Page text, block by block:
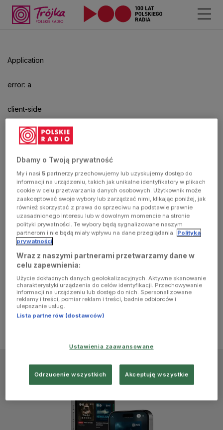
Application
error: a
client-side
exception
has
occurred
(see the
browser
console for
more
information)
aby
odtwarzać.
Dbamy o Twoją prywatność
My i nasi5 partnerzy przechowujemy lub uzyskujemy dostęp do
informacji na urządzeniu, takich jak unikalne identyfikatory w plikach
cookie w celu przetwarzania danych osobowych. Użytkownik może
zaakceptować swoje wybory lub zarządzać nimi, klikając poniżej, jak
również skorzystać z prawa do sprzeciwu na podstawie prawnie
uzasadnionego interesu lub w dowolnym momencie na stronie
polityki prywatności. Te wybory będą sygnalizowane naszym
partnerom i nie będą miały wpływu na dane przeglądania. Polityka
prywatności
Wraz z naszymi partnerami przetwarzamy dane w
celu zapewnienia:
Użycie dokładnych danych geolokalizacyjnych. Aktywne skanowanie
charakterystyki urządzenia do celów identyfikacji. Przechowywanie
informacji na urządzeniu lub dostęp do nich. Spersonalizowane
reklamy i treści, pomiar reklam i treści, badnie odbiorców i
ulepszanie usług.
Lista partnerów (dostawców)
Ustawienia zaawansowane
Odrzucenie wszystkich Akceptuję wszystkie